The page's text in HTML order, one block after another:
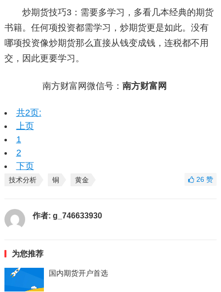
炒期货技巧3：需要多学习，多看几本经典的期货
书籍。任何项投资都需学习，炒期货更是如此。没有
哪项投资像炒期货那么直接从钱变成钱，连税都不用
交，因此更要学习。
南方财富网微信号： 南方财富网
共2页:
上页
1
2
下页
技术分析 铜 黄金 26赞
作者: g_746633930
为您推荐
国内期货开户首选